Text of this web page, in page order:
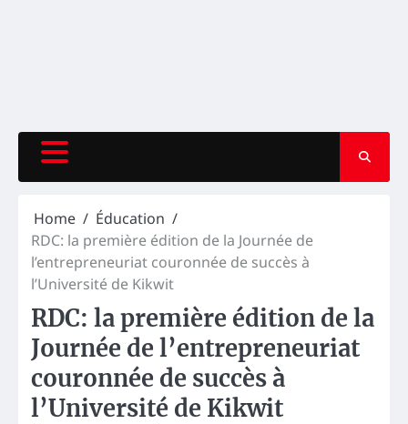
Home
Éducation
RDC: la première édition de la Journée de
l’entrepreneuriat couronnée de succès à
l’Université de Kikwit
RDC: la première édition de la
Journée de l’entrepreneuriat
couronnée de succès à
l’Université de Kikwit